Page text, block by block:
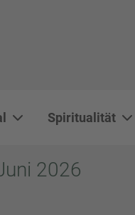
Spiritualität
2026